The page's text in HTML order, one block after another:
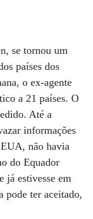
se tornou um
países dos
o ex-agente
a 21 países. O
Até a
informações
não havia
do Equador
já estivesse em
pode ter aceitado,